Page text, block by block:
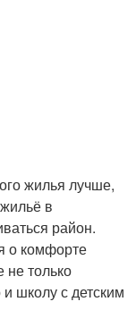
жилья лучше,
в
район.
о комфорте
не только
школу с детским